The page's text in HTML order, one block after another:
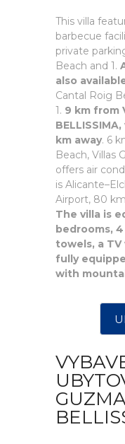
This villa
barbecue
private
Beach and 1.
also
Cantal Roig
1. 9 km from
km away. 6
Beach, Villas
offers air
is
Airport, 80
The villa is
bedrooms,
towels, a
fully
with